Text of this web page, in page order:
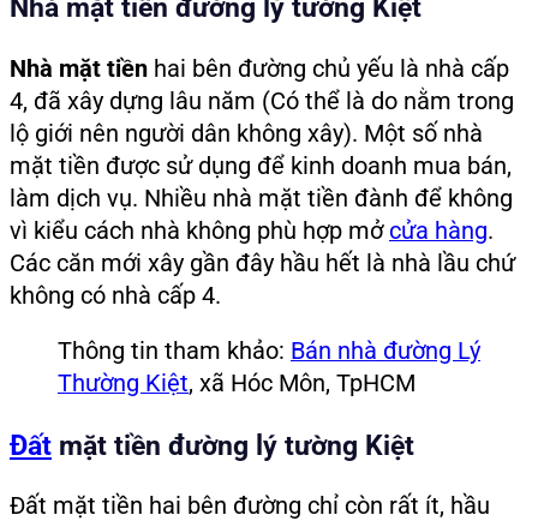
Nhà mặt tiền đường lý tường Kiệt
Nhà mặt tiền hai bên đường chủ yếu là nhà cấp
4, đã xây dựng lâu năm (Có thể là do nằm trong
lộ giới nên người dân không xây). Một số nhà
mặt tiền được sử dụng để kinh doanh mua bán,
làm dịch vụ. Nhiều nhà mặt tiền đành để không
vì kiểu cách nhà không phù hợp mở cửa hàng.
Các căn mới xây gần đây hầu hết là nhà lầu chứ
không có nhà cấp 4.
Thông tin tham khảo: Bán nhà đường Lý
Thường Kiệt, xã Hóc Môn, TpHCM
Đất mặt tiền đường lý tường Kiệt
Đất mặt tiền hai bên đường chỉ còn rất ít, hầu